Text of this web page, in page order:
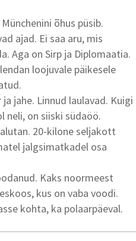
õhus püsib.
ajad. Ei saa aru, mis
Aga on Sirp ja Diplomaatia.
loojuvale päikesele
jahe. Linnud laulavad. Kuigi
neli, on siiski südaöö.
20-kilone seljakott
jalgsimatkadel osa
Kaks noormeest
kus on vaba voodi.
kohta, ka polaarpäeval.